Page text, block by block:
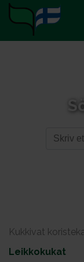
Kukkivat
Leikkokukat